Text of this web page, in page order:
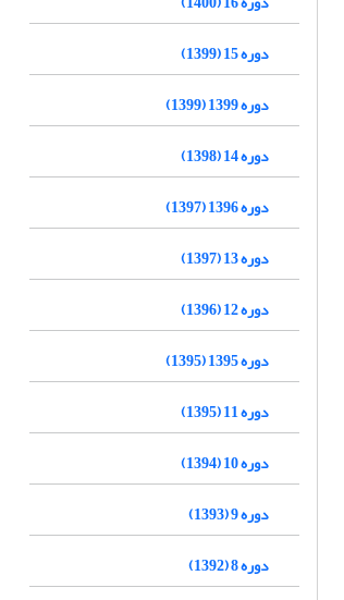
دوره 15 (1399)
دوره 1399 (1399)
دوره 14 (1398)
دوره 1396 (1397)
دوره 13 (1397)
دوره 12 (1396)
دوره 1395 (1395)
دوره 11 (1395)
دوره 10 (1394)
دوره 9 (1393)
دوره 8 (1392)